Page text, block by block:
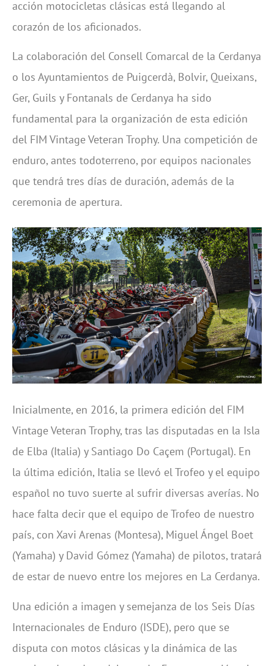
acción motocicletas clásicas está llegando al
corazón de los aficionados.
La colaboración del Consell Comarcal de la Cerdanya
o los Ayuntamientos de Puigcerdà, Bolvir, Queixans,
Ger, Guils y Fontanals de Cerdanya ha sido
fundamental para la organización de esta edición
del FIM Vintage Veteran Trophy. Una competición de
enduro, antes todoterreno, por equipos nacionales
que tendrá tres días de duración, además de la
ceremonia de apertura.
Inicialmente, en 2016, la primera edición del FIM
Vintage Veteran Trophy, tras las disputadas en la Isla
de Elba (Italia) y Santiago Do Caçem (Portugal). En
la última edición, Italia se llevó el Trofeo y el equipo
español no tuvo suerte al sufrir diversas averías. No
hace falta decir que el equipo de Trofeo de nuestro
país, con Xavi Arenas (Montesa), Miguel Ángel Boet
(Yamaha) y David Gómez (Yamaha) de pilotos, tratará
de estar de nuevo entre los mejores en La Cerdanya.
Una edición a imagen y semejanza de los Seis Días
Internacionales de Enduro (ISDE), pero que se
disputa con motos clásicas y la dinámica de las